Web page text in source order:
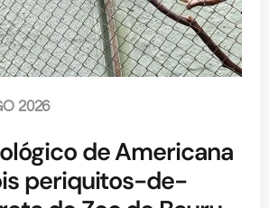
2026
de Americana
periquitos-de-